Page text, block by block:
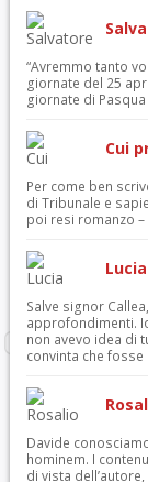
“Avremmo tanto
giornate del 25
giornate di
Cui
Per come ben
di Tribunale e
poi resi romanzo –
Salve signor
approfondimenti.
non avevo idea di
convinta che fosse
Davide
hominem. I
di vista